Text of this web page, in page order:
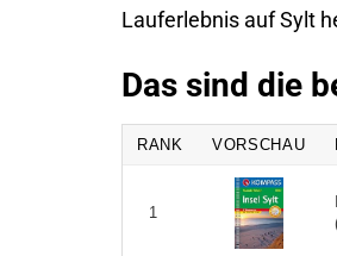
Lauferlebnis auf Sylt
Das sind die
RANK VORSCHAU
1